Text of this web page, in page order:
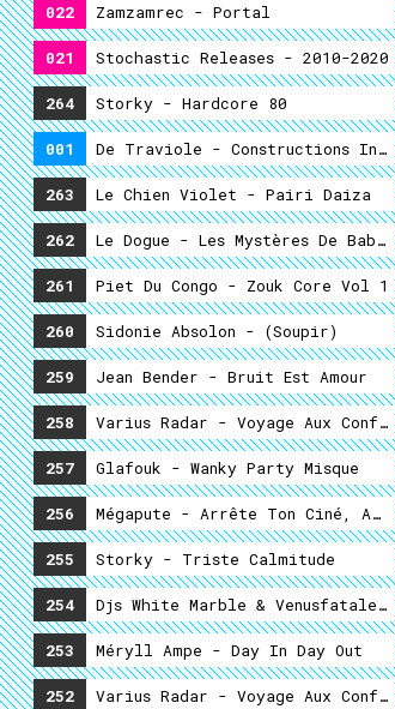
022 Zamzamrec - Portal
021 Stochastic Releases - 2010-2020
264 Storky - Hardcore 80
001 De Traviole - Constructions
263 Le Chien Violet - Pairi Daiza
262 Le Dogue - Les Mystères De
261 Piet Du Congo - Zouk Core Vol 1
260 Sidonie Absolon - (soupir)
259 Jean Bender - Bruit Est Amour
258 Varius Radar - Voyage Aux
257 Glafouk - Wanky Party Misque
256 Mégapute - Arrête Ton Ciné,
255 Storky - Triste Calmitude
254 Djs White Marble & Venusfatale
253 Méryll Ampe - Day In Day Out
252 Varius Radar - Voyage Aux